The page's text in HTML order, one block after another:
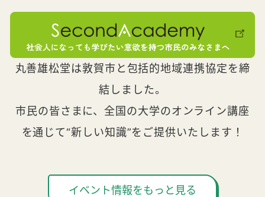
丸善雄松堂は敦賀市と包括的地域連携協定を締
結しました。
市民の皆さまに、全国の大学のオンライン講座
を通じて“新しい知識”をご提供いたします！
イベント情報をもっと見る